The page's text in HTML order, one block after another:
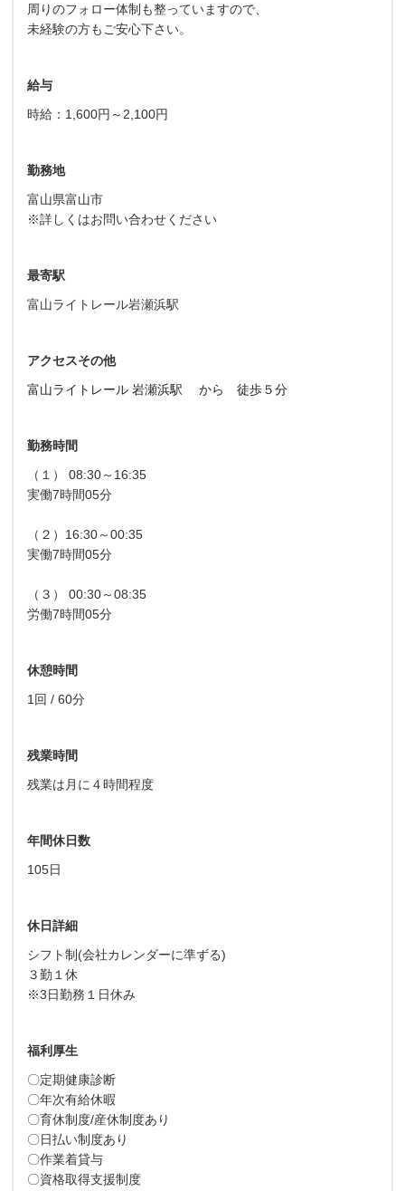
周りのフォロー体制も整っていますので、
未経験の方もご安心下さい。
給与
時給：1,600円～2,100円
勤務地
富山県富山市
※詳しくはお問い合わせください
最寄駅
富山ライトレール岩瀬浜駅
アクセスその他
富山ライトレール 岩瀬浜駅 から
徒歩５分
勤務時間
（１） 08:30～16:35
実働7時間05分
（２）16:30～00:35
実働7時間05分
（３） 00:30～08:35
労働7時間05分
休憩時間
1回 / 60分
残業時間
残業は月に４時間程度
年間休日数
105日
休日詳細
シフト制(会社カレンダーに準ずる)
３勤１休
※3日勤務１日休み
福利厚生
〇定期健康診断
〇年次有給休暇
〇育休制度/産休制度あり
〇日払い制度あり
〇作業着貸与
〇資格取得支援制度